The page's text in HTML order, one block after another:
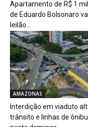
Apartamento de R$ 1
de Eduardo Bolsonaro
leilão...
AMAZONAS
Interdição em viaduto
trânsito e linhas de